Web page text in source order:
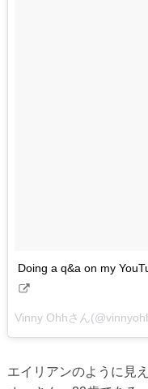
Doing a q&a on my
Vinny Ohhさん
エイリアンのように見